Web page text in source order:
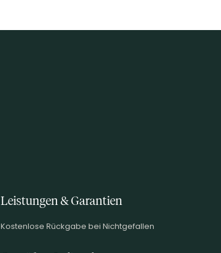
Leistungen & Garantien
Kostenlose Rückgabe bei Nichtgefallen